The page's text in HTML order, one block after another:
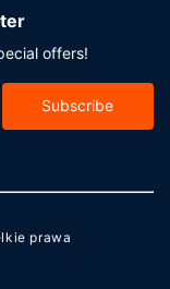
offers!
Subscribe
prawa